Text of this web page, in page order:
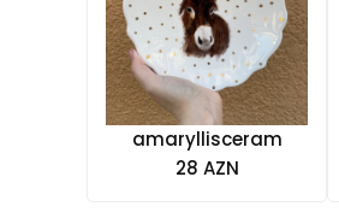
amaryllisceram
28 AZN